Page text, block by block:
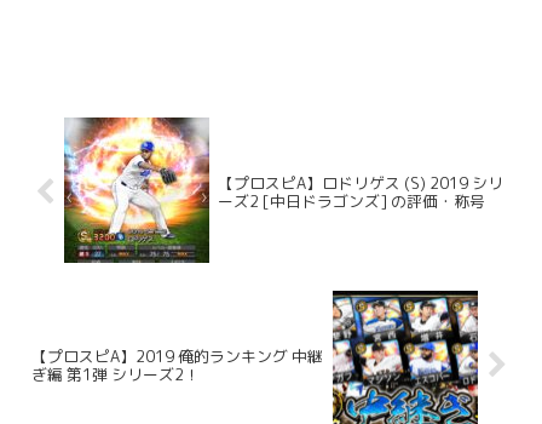
【プロスピA】ロドリゲス (S) 2019 シリ
ーズ2 [中日ドラゴンズ] の評価・称号
【プロスピA】2019 俺的ランキング 中継
ぎ編 第1弾 シリーズ2！